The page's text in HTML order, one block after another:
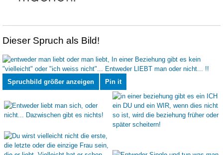
Dieser Spruch als Bild!
Spruchbild größer anzeigen Pin it